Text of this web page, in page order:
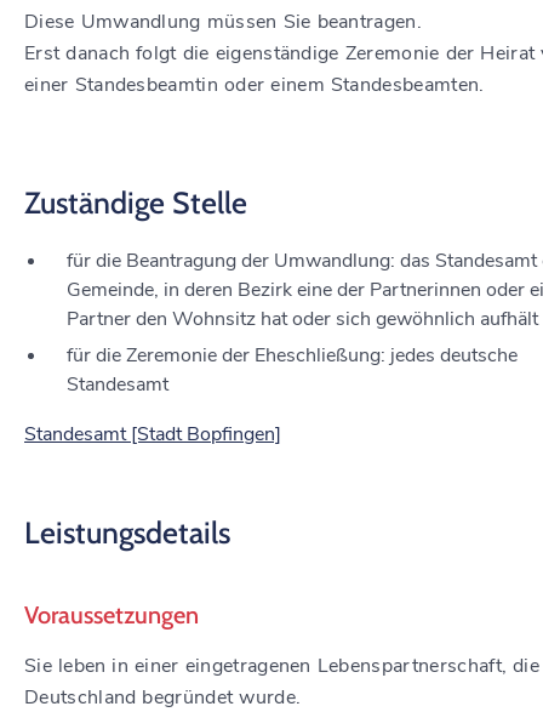
Diese Umwandlung müssen Sie beantragen.
Erst danach folgt die eigenständige Zeremonie der Heirat
einer Standesbeamtin oder einem Standesbeamten.
Zuständige Stelle
für die Beantragung der Umwandlung: das Standesamt
Gemeinde, in deren Bezirk eine der Partnerinnen oder
Partner den Wohnsitz hat oder sich gewöhnlich aufhält
für die Zeremonie der Eheschließung: jedes deutsche
Standesamt
Standesamt [Stadt Bopfingen]
Leistungsdetails
Voraussetzungen
Sie leben in einer eingetragenen Lebenspartnerschaft,
Deutschland begründet wurde.